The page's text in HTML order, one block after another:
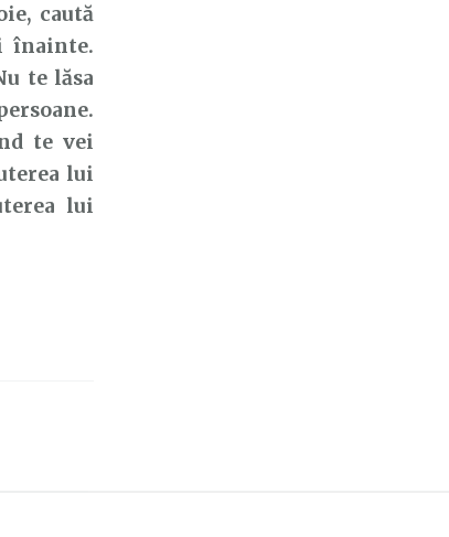
caută
înainte.
te lăsa
te vei
lui
lui